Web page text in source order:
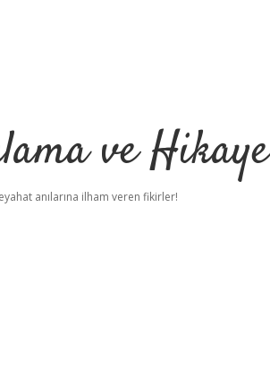
ve Hikaye
anılarına ilham veren fikirler!